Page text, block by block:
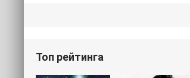
Топ рейтинга